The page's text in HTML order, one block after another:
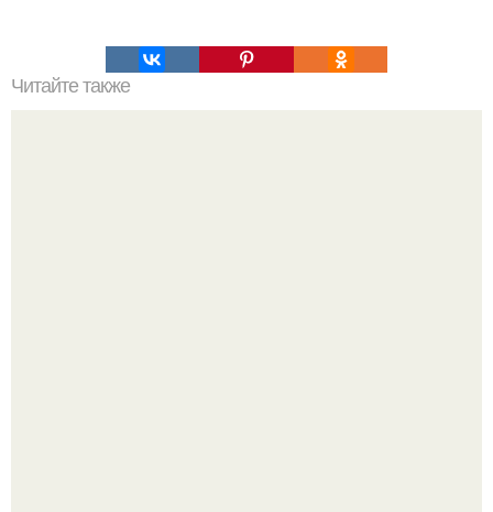
Читайте также